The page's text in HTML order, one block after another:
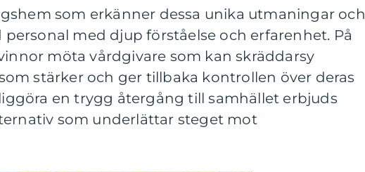
som erkänner dessa unika utmaningar och
personal med djup förståelse och erfarenhet. På
möta vårdgivare som kan skräddarsy
stärker och ger tillbaka kontrollen över deras
en trygg återgång till samhället erbjuds
som underlättar steget mot